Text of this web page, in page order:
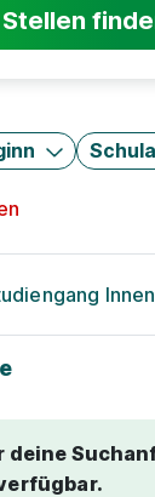
deine